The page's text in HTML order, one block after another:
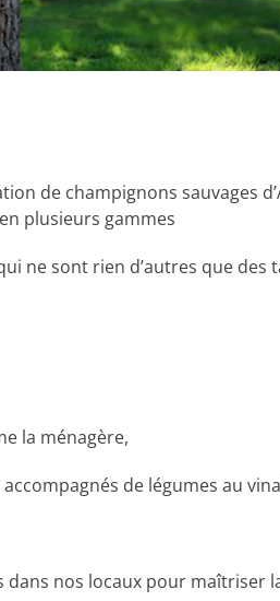
de champignons sauvages
plusieurs gammes
ne sont rien d’autres que des
la ménagère,
de légumes au
nos locaux pour maîtriser